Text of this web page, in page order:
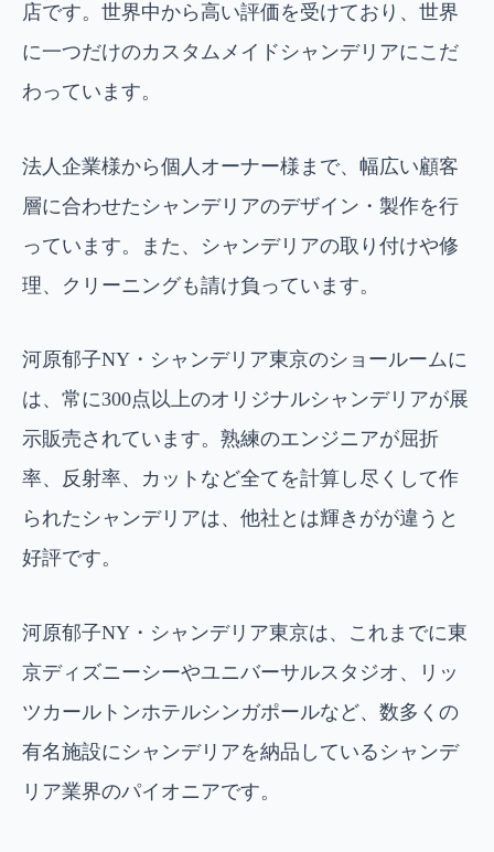
店です。世界中から高い評価を受けており、世界
に一つだけのカスタムメイドシャンデリアにこだ
わっています。
法人企業様から個人オーナー様まで、幅広い顧客
層に合わせたシャンデリアのデザイン・製作を行
っています。また、シャンデリアの取り付けや修
理、クリーニングも請け負っています。
河原郁子NY・シャンデリア東京のショールームに
は、常に300点以上のオリジナルシャンデリアが展
示販売されています。熟練のエンジニアが屈折
率、反射率、カットなど全てを計算し尽くして作
られたシャンデリアは、他社とは輝きがが違うと
好評です。
河原郁子NY・シャンデリア東京は、これまでに東
京ディズニーシーやユニバーサルスタジオ、リッ
ツカールトンホテルシンガポールなど、数多くの
有名施設にシャンデリアを納品しているシャンデ
リア業界のパイオニアです。